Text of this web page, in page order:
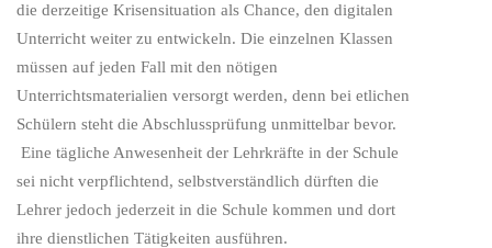
die derzeitige Krisensituation als Chance, den digitalen
Unterricht weiter zu entwickeln. Die einzelnen Klassen
müssen auf jeden Fall mit den nötigen
Unterrichtsmaterialien versorgt werden, denn bei etlichen
Schülern steht die Abschlussprüfung unmittelbar bevor.
Eine tägliche Anwesenheit der Lehrkräfte in der Schule
sei nicht verpflichtend, selbstverständlich dürften die
Lehrer jedoch jederzeit in die Schule kommen und dort
ihre dienstlichen Tätigkeiten ausführen.